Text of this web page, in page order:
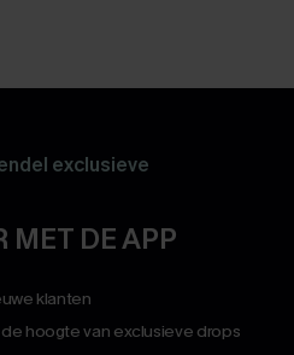
exclusieve
MET DE APP
klanten
hoogte van exclusieve drops